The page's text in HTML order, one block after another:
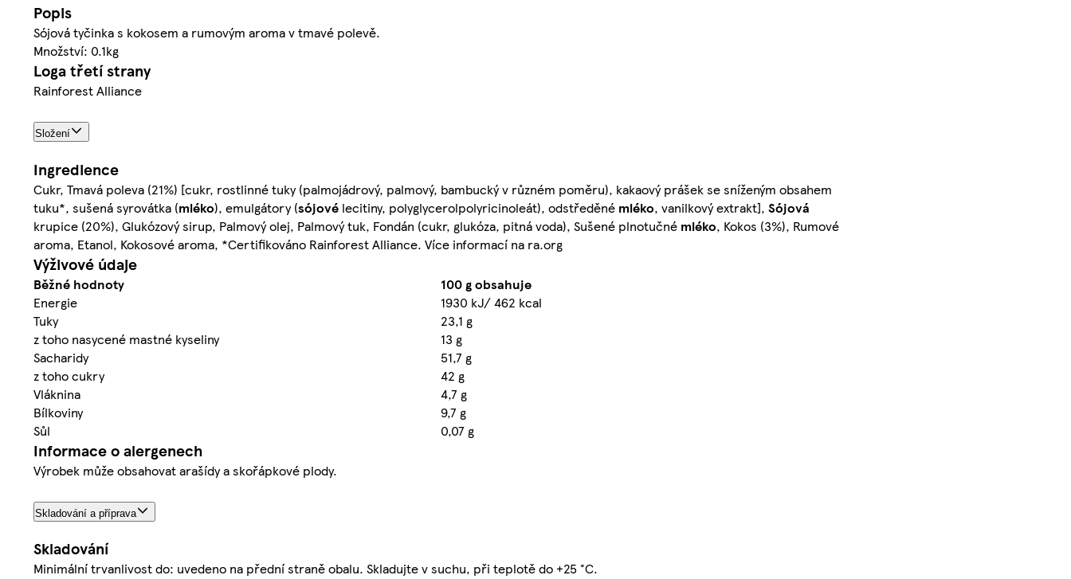
Popis
Sójová tyčinka s kokosem a rumovým aroma v tmavé polevě.
Množství: 0.1kg
Loga třetí strany
Rainforest Alliance
Složení
Ingredience
Cukr, Tmavá poleva (21%) [cukr, rostlinné tuky (palmojádrový, palmový, bambucký v různém poměru), kakaový prášek se sníženým obsahem
tuku*, sušená syrovátka (mléko), emulgátory (sójové lecitiny, polyglycerolpolyricinoleát), odstředěné mléko, vanilkový extrakt], Sójová
krupice (20%), Glukózový sirup, Palmový olej, Palmový tuk, Fondán (cukr, glukóza, pitná voda), Sušené plnotučné mléko, Kokos (3%), Rumové
aroma, Etanol, Kokosové aroma, *Certifikováno Rainforest Alliance. Více informací na ra.org
Výživové údaje
Běžné hodnoty
100 g obsahuje
Energie
1930 kJ/ 462 kcal
Tuky
23,1 g
z toho nasycené mastné kyseliny
13 g
Sacharidy
51,7 g
z toho cukry
42 g
Vláknina
4,7 g
Bílkoviny
9,7 g
Sůl
0,07 g
Informace o alergenech
Výrobek může obsahovat arašídy a skořápkové plody.
Skladování a příprava
Skladování
Minimální trvanlivost do: uvedeno na přední straně obalu. Skladujte v suchu, při teplotě do +25 °C.